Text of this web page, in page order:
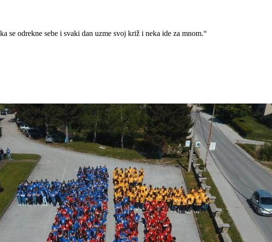
se odrekne sebe i svaki dan uzme svoj križ i neka ide za mnom.“